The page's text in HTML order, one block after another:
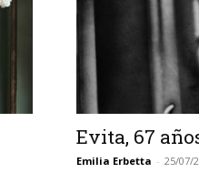
Evita, 67
Emilia Erbetta - 25/07/